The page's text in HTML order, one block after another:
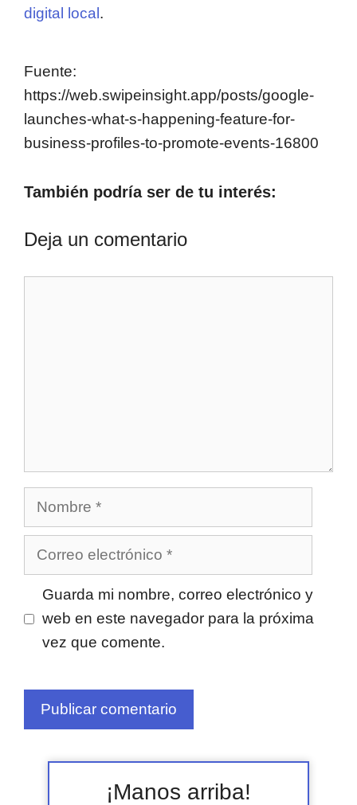
digital local.
Fuente:
https://web.swipeinsight.app/posts/google-
launches-what-s-happening-feature-for-
business-profiles-to-promote-events-16800
También podría ser de tu interés:
Deja un comentario
Nombre
Correo
electrónico
Guarda mi nombre, correo electrónico y
web en este navegador para la próxima
vez que comente.
¡Manos arriba!